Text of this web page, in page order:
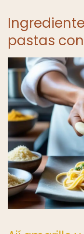
pastas